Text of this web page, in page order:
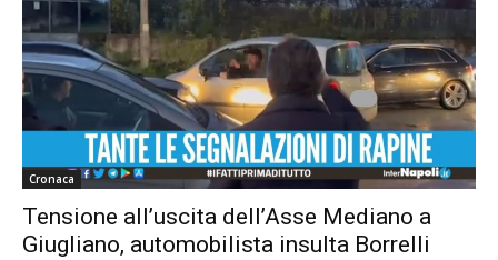
Cronaca
Tensione all’uscita dell’Asse Mediano a
Giugliano, automobilista insulta Borrelli